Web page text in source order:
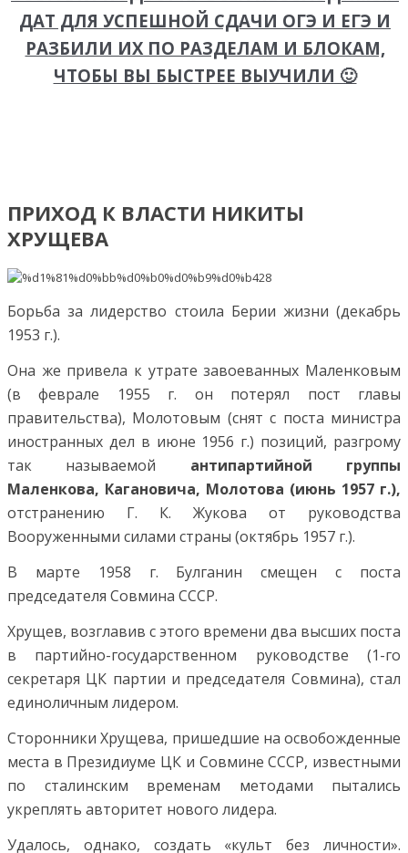
ДАТ ДЛЯ УСПЕШНОЙ СДАЧИ ОГЭ И ЕГЭ И
РАЗБИЛИ ИХ ПО РАЗДЕЛАМ И БЛОКАМ,
ЧТОБЫ ВЫ БЫСТРЕЕ ВЫУЧИЛИ 🙂
ПРИХОД К ВЛАСТИ НИКИТЫ
ХРУЩЕВА
Борьба за лидерство стоила Берии жизни (декабрь
1953 г.).
Она же привела к утрате завоеванных Маленковым
(в феврале 1955 г. он потерял пост главы
правительства), Молотовым (снят с поста министра
иностранных дел в июне 1956 г.) позиций, разгрому
так называемой антипартийной группы
Маленкова, Кагановича, Молотова (июнь 1957 г.),
отстранению Г. К. Жукова от руководства
Вооруженными силами страны (октябрь 1957 г.).
В марте 1958 г. Булганин смещен с поста
председателя Совмина СССР.
Хрущев, возглавив с этого времени два высших поста
в партийно-государственном руководстве (1-го
секретаря ЦК партии и председателя Совмина), стал
единоличным лидером.
Сторонники Хрущева, пришедшие на освобожденные
места в Президиуме ЦК и Совмине СССР, известными
по сталинским временам методами пытались
укреплять авторитет нового лидера.
Удалось, однако, создать «культ без личности».